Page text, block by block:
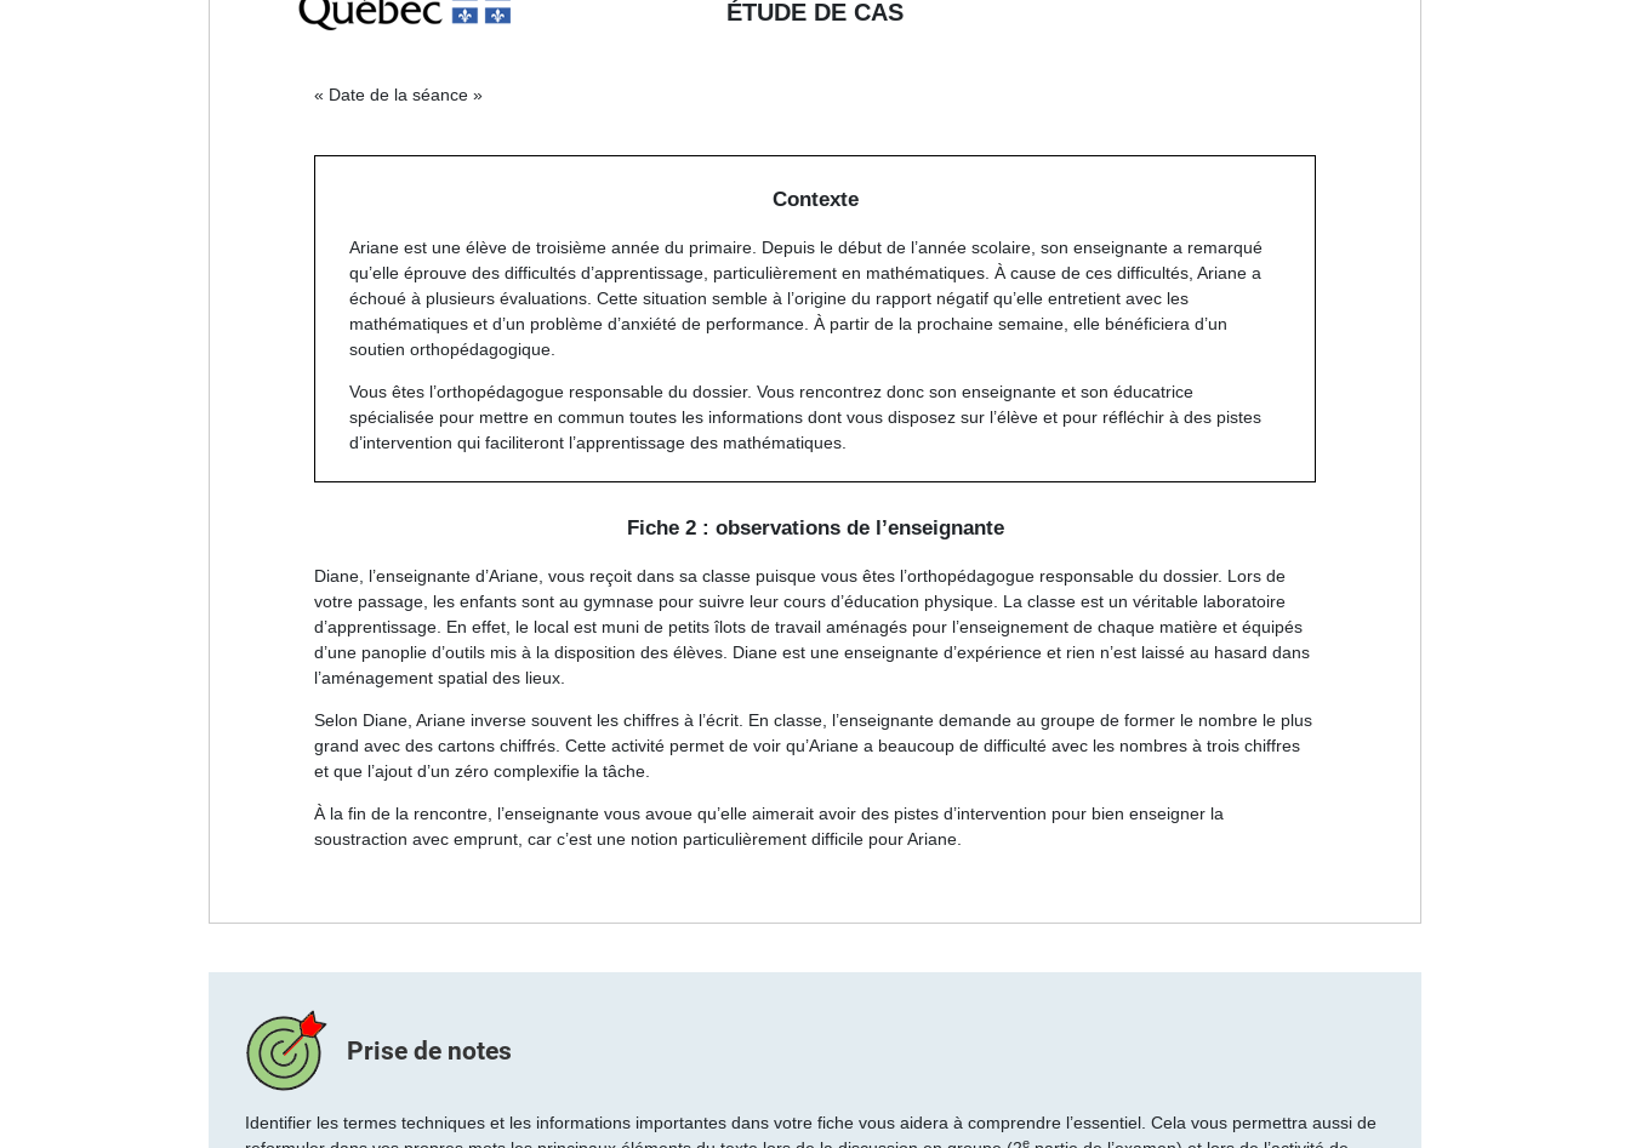
ÉTUDE DE CAS
« Date de la séance »
Contexte
Ariane est une élève de troisième année du primaire . Depuis le début de l’année scolaire, son enseignante a remarqué
qu’elle éprouve des difficultés d’apprentissage, particulièrement en mathématiques . À cause de ces difficultés, Ariane a
échoué à plusieurs évaluations . Cette situation semble à l’origine du rapport négatif qu’elle entretient avec les
mathématiques et d’un problème d’anxiété de performance. À partir de la prochaine semaine, elle bénéficiera d’un
soutien orthopédagogique
Vous êtes l’orthopédagogue responsable du dossier. Vous rencontrez donc son enseignante et son éducatrice
spécialisée pour mettre en commun toutes les informations dont vous disposez sur l’élève et pour réfléchir à des pistes
d’intervention qui faciliteront l’apprentissage des mathématiques.
Fiche 2 : observations de l’enseignante
Diane, l’enseignante d’Ariane, vous reçoit dans sa classe puisque vous êtes l’orthopédagogue responsable du dossier. Lors de
votre passage, les enfants sont au gymnase pour suivre leur cours d’éducation physique. La classe est un véritable laboratoire
d’apprentissage. En effet, le local est muni de petits îlots de travail aménagés pour l’enseignement de chaque matière et équipés
d’une panoplie d’outils mis à la disposition des élèves. Diane est une enseignante d’expérience et rien n’est laissé au hasard dans
l’aménagement spatial des lieux.
Selon Diane, Ariane inverse souvent les chiffres à l’écrit . En classe, l’enseignante demande au groupe de former le nombre le plus
grand avec des cartons chiffrés. Cette activité permet de voir qu’Ariane a beaucoup de difficulté avec les nombres à trois chiffres
et que l’ajout d’un zéro complexifie la tâche.
À la fin de la rencontre, l’enseignante vous avoue qu’elle aimerait avoir des pistes d’intervention pour bien enseigner la
soustraction avec emprunt , car c’est une notion particulièrement difficile pour Ariane.
Prise de notes
Identifier les termes techniques et les informations importantes dans votre fiche vous aidera à comprendre l’essentiel. Cela vous permettra aussi de
e